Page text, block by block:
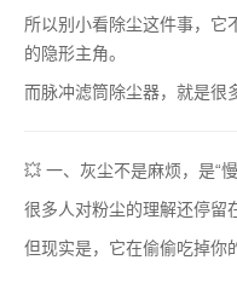
所以别小看除尘这件事，它
的隐形主角。
而脉冲滤筒除尘器，就是很
💥 一、灰尘不是麻烦，是“
很多人对粉尘的理解还停留在
但现实是，它在偷偷吃掉你